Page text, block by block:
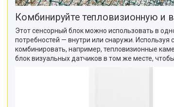
Комбинируйте тепловизионную и
Этот сенсорный блок можно использовать в
потребностей — внутри или снаружи.
комбинировать, например, тепловизионные
блок визуальных датчиков в том же месте,